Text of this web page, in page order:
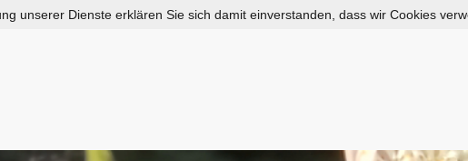
unserer Dienste erklären Sie sich damit einverstanden, dass wir Cookies